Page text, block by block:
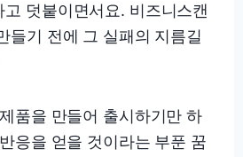
고 덧붙이면서요. 비즈니스캔
들기 전에 그 실패의 지름길
품을 만들어 출시하기만 하
응을 얻을 것이라는 부푼 꿈